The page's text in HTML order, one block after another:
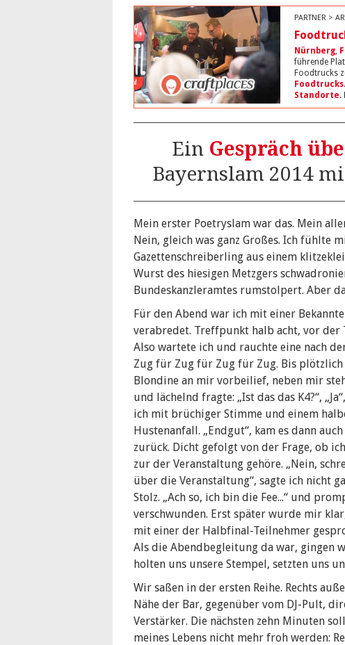
PARTNER >
Nürnberg,
führende
Foodtrucks
Foodtrucks.
Standorte.
Ein Gespräch
Bayernslam 2014
Mein erster Poetryslam war das. Mein
Nein, gleich was ganz Großes. Ich fühlte
Gazettenschreiberling aus einem
Wurst des hiesigen Metzgers
Bundeskanzleramtes rumstolpert. Aber
Für den Abend war ich mit einer
verabredet. Treffpunkt halb acht, vor der
Also wartete ich und rauchte eine nach
Zug für Zug für Zug für Zug. Bis plötzlich
Blondine an mir vorbeilief, neben mir
und lächelnd fragte: „Ist das das K4?“,
ich mit brüchiger Stimme und einem
Hustenanfall. „Endgut“, kam es dann
zurück. Dicht gefolgt von der Frage, ob
zur der Veranstaltung gehöre. „Nein,
über die Veranstaltung“, sagte ich nicht
Stolz. „Ach so, ich bin die Fee...“ und
verschwunden. Erst später wurde mir
mit einer der Halbfinal-Teilnehmer
Als die Abendbegleitung da war, gingen
holten uns unsere Stempel, setzten uns
Wir saßen in der ersten Reihe. Rechts
Nähe der Bar, gegenüber vom DJ-Pult,
Verstärker. Die nächsten zehn Minuten
meines Lebens nicht mehr froh werden: